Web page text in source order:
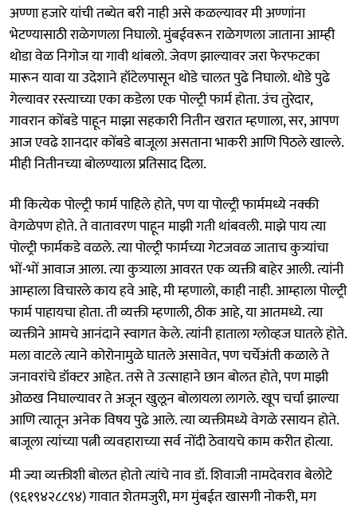
अण्णा हजारे यांची तब्‍येत बरी नाही असे कळल्यावर मी अण्णांना
भेटण्यासाठी राळेगणला निघालो. मुंबईवरून राळेगणला जाताना आम्ही
थोडा वेळ निगोज या गावी थांबलो. जेवण झाल्यावर जरा फेरफटका
मारून यावा या उदेशाने हॉटेलपासून थोडे चालत पुढे निघालो. थोडे पुढे
गेल्यावर रस्त्याच्या एका कडेला एक पोल्ट्री फार्म होता. उंच तुरेदार,
गावरान कोंबडे पाहून माझा सहकारी नितीन खरात म्हणाला, सर, आपण
आज एवढे शानदार कोंबडे बाजूला असताना भाकरी आणि पिठले खाल्ले.
मीही नितीनच्या बोलण्याला प्रतिसाद दिला.
मी कित्येक पोल्ट्री फार्म पाहिले होते, पण या पोल्ट्री फार्ममध्ये नक्की
वेगळेपण होते. ते वातावरण पाहून माझी गती थांबवली. माझे पाय त्या
पोल्ट्री फार्मकडे वळले. त्या पोल्ट्री फार्मच्या गेटजवळ जाताच कुत्र्यांचा
भों-भों आवाज आला. त्या कुत्र्याला आवरत एक व्यक्ती बाहेर आली. त्यांनी
आम्हाला विचारले काय हवे आहे, मी म्हणालो, काही नाही. आम्हाला पोल्ट्री
फार्म पाहायचा होता. ती व्यक्ती म्हणाली, ठीक आहे, या आतमध्ये. त्या
व्यक्तीने आमचे आनंदाने स्वागत केले. त्यांनी हाताला ग्लोव्हज घातले होते.
मला वाटले त्याने कोरोनामुळे घातले असावेत, पण चर्चेअंती कळाले ते
जनावरांचे डॉक्टर आहेत. तसे ते उत्साहाने छान बोलत होते, पण माझी
ओळख निघाल्यावर ते अजून खुलून बोलायला लागले. खूप चर्चा झाल्या
आणि त्यातून अनेक विषय पुढे आले. त्या व्यक्तीमध्ये वेगळे रसायन होते.
बाजूला त्यांच्या पत्नी व्यवहाराच्या सर्व नोंदी ठेवायचे काम करीत होत्या.
मी ज्या व्यक्तीशी बोलत होतो त्यांचे नाव डॉ. शिवाजी नामदेवराव बेलोटे
(९६१९४२८८९४) गावात शेतमजुरी, मग मुंबईत खासगी नोकरी, मग